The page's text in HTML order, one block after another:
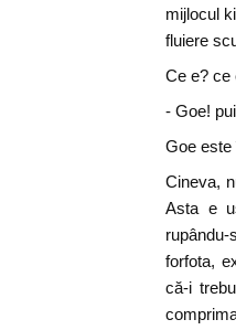
mijlocul
fluiere
Ce e? ce
- Goe!
Goe este
Cineva,
Asta e
forfota,
că-i